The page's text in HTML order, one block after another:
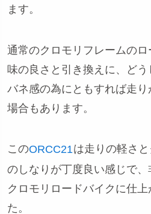
ます。
通常のクロモリフレームの
味の良さと引き換えに、ど
バネ感の為にともすれば走
場合もあります。
このORCC21は走りの軽さ
のしなりが丁度良い感じで
クロモリロードバイクに仕
た。